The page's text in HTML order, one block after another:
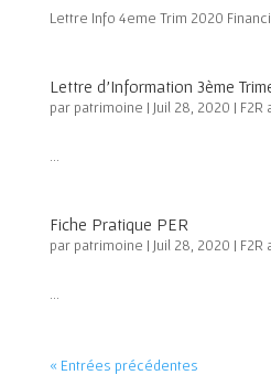
Lettre Info 4eme Trim 2020
Lettre d’Information 3ème
parpatrimoine | Juil 28, 2020 | F2R
Fiche Pratique PER
parpatrimoine | Juil 28, 2020 | F2R
« Entrées précédentes